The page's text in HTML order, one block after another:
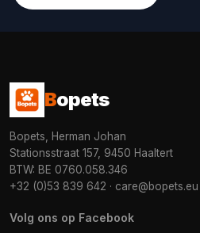
Bopets
Bopets, Herman Johan
Stationsstraat 157, 9450 Haaltert
BTW: BE 0760.058.346
+32 (0)53 839 642 · care@bopets.eu
Volg ons op Facebook